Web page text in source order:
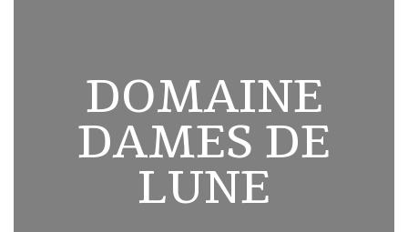
DOMAINE
DAMES DE
LUNE